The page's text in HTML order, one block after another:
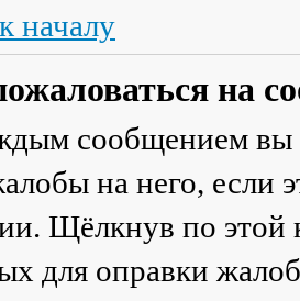
началу
на
сообщением вы
на него, если
Щёлкнув по этой
для оправки